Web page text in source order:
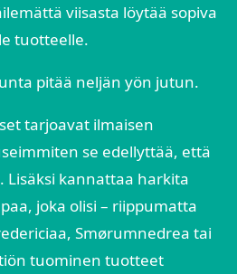
viisasta löytää sopiva
tuotteelle.
pitää neljän yön jutun.
tarjoavat ilmaisen
se edellyttää, että
Lisäksi kannattaa harkita
joka olisi – riippumatta
Smørumnedrea tai
tuominen tuotteet